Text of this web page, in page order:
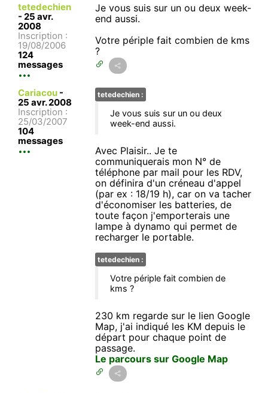
tetedechien
- 25 avr.
2008
Inscription :
19/08/2006
124
messages
Je vous suis sur un ou deux week-
end aussi.
Votre périple fait combien de kms
?
Cariacou -
25 avr. 2008
Inscription :
25/03/2007
104
messages
tetedechien :
Je vous suis sur un ou deux
week-end aussi.
Avec Plaisir.. Je te
communiquerais mon N° de
téléphone par mail pour les RDV,
on définira d'un créneau d'appel
(par ex : 18/19 h), car on va tacher
d'économiser les batteries, de
toute façon j'emporterais une
lampe à dynamo qui permet de
recharger le portable.
tetedechien :
Votre périple fait combien de
kms ?
230 km regarde sur le lien Google
Map, j'ai indiqué les KM depuis le
départ pour chaque point de
passage.
Le parcours sur Google Map